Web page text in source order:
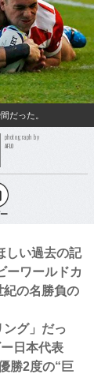
だった。
photograph by
AFLO
しい過去の記
ーワールドカ
紀の名勝負の
グ」だっ
日本代表
勝2度の“巨